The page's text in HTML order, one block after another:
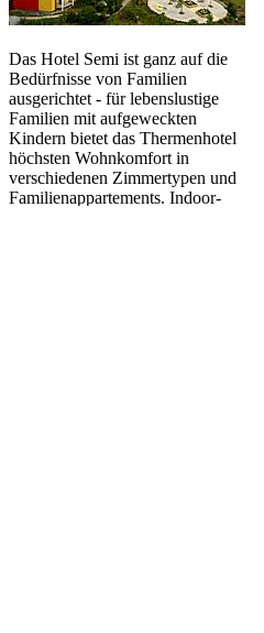
Das Hotel Semi ist ganz auf die
Bedürfnisse von Familien
ausgerichtet - für lebenslustige
Familien mit aufgeweckten
Kindern bietet das Thermenhotel
höchsten Wohnkomfort in
verschiedenen Zimmertypen und
Familienappartements. Indoor-